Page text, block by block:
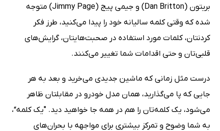
بریتون (Dan Britton) و جیمی پیج (Jimmy Page) متوجه
شده که وقتی کلمه‌ سالیانه خود را پیدا می‌کنید، طرز فکر
کردنتان، کلمات مورد استفاده در صحبت‌هایتان، گرایش‌های
قلبی‌تان و حتی اقدامات شما تغییر می‌کنند.
درست مثل زمانی که ماشین جدیدی می‌خرید و بعد به هر
جایی که پا می‌گذارید، همان مدل خودرو در مقابلتان ظاهر
می‌شود، یک کلمه‌تان را هم در همه جا خواهید دید. "یک کلمه“،
به شما وضوح و تمرکز بیشتری برای مواجهه با بحران‌های